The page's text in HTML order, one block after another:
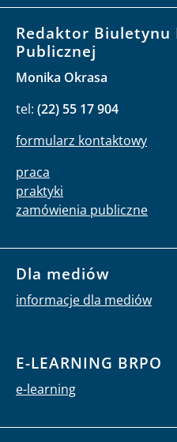
Redaktor Biuletynu
Publicznej
Monika Okrasa
tel: (22) 55 17 904
formularz kontaktowy
praca
praktyki
zamówienia publiczne
Dla mediów
informacje dla mediów
E-LEARNING BRPO
e-learning